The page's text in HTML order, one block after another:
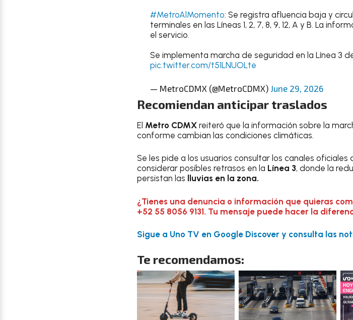
#MetroAlMomento: Se registra afluencia baja y
terminales en las Líneas 1, 2, 7, 8, 9, 12, A y B. La
el servicio.
Se implementa marcha de seguridad en la Línea 3
pic.twitter.com/t51LNUOLte
— MetroCDMX (@MetroCDMX) June 29, 2026
Recomiendan anticipar traslados
El Metro CDMX reiteró que la información sobre la
conforme cambian las condiciones climáticas.
Se les pide a los usuarios consultar los canales
considerar posibles retrasos en la Línea 3, donde la
persistan las
lluvias en la zona.
¿Tienes una denuncia o información que quieras
+52 55 8056 9131. Tu mensaje puede hacer la
Sigue a Uno TV en Google Discover y consulta las
Te recomendamos: